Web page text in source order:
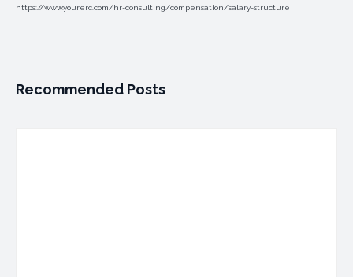
https://www.yourerc.com/hr-consulting/compensation/salary-structure
Recommended Posts